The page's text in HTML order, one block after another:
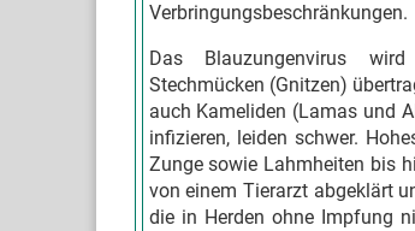
Verbringungsbeschränkungen.
Das Blauzungenvirus
Stechmücken (Gnitzen)
auch Kameliden (Lamas und
infizieren, leiden schwer.
Zunge sowie Lahmheiten bis
von einem Tierarzt abgeklärt
die in Herden ohne Impfung